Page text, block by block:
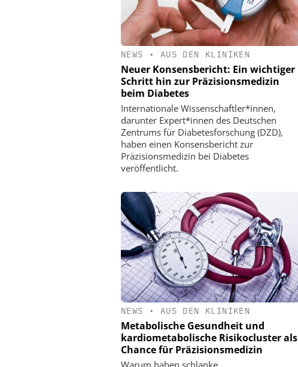
NEWS • AUS DEN KLINIKEN
Neuer Konsensbericht: Ein wichtiger
Schritt hin zur Präzisionsmedizin
beim Diabetes
Internationale Wissenschaftler*innen,
darunter Expert*innen des Deutschen
Zentrums für Diabetesforschung (DZD),
haben einen Konsensbericht zur
Präzisionsmedizin bei Diabetes
veröffentlicht.
NEWS • AUS DEN KLINIKEN
Metabolische Gesundheit und
kardiometabolische Risikocluster als
Chance für Präzisionsmedizin